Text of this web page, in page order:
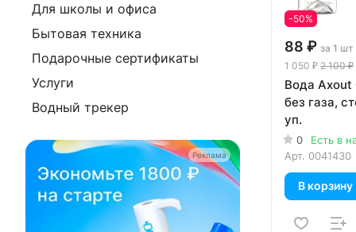
-50%
88 ₽ за 1 шт
1 050 ₽ 2 100 ₽
Вода Axout
без газа,
уп.
0
Есть в
Арт. 0041430
В корзину
Для школы и офиса
Бытовая техника
Подарочные сертификаты
Услуги
Водный трекер
Реклама